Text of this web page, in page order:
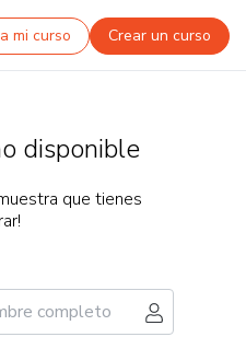
mi curso Crear un curso
disponible
que tienes